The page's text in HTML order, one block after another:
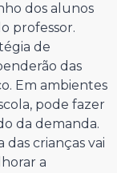
dos alunos
professor.
de
das
Em ambientes
pode fazer
da demanda.
das crianças vai
a